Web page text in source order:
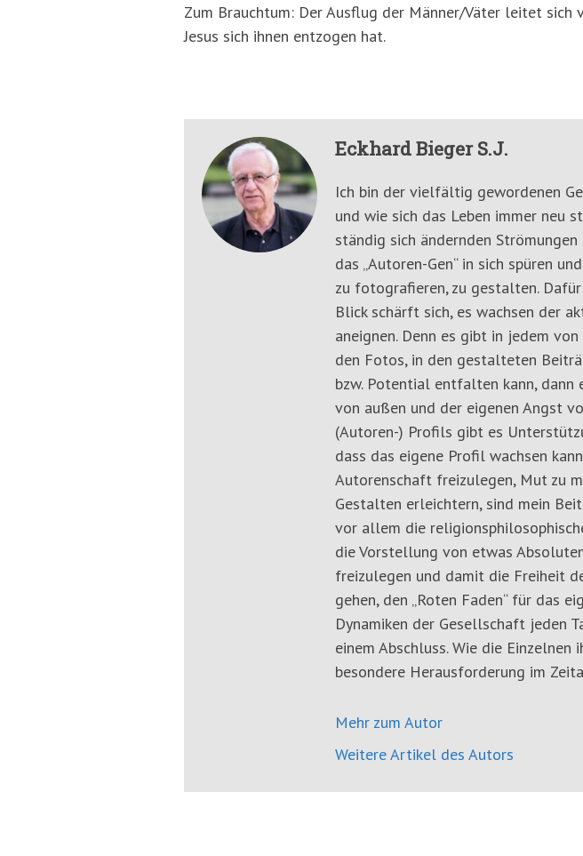
Zum Brauchtum: Der Ausflug der Männer/Väter leitet sich
Jesus sich ihnen entzogen hat.
Eckhard Bieger S.J.
Ich bin der vielfältig gewordenen
und wie sich das Leben immer neu
ständig sich ändernden
das „Autoren-Gen“ in sich spüren
zu fotografieren, zu gestalten.
Blick schärft sich, es wachsen der
aneignen. Denn es gibt in jedem
den Fotos, in den gestalteten
bzw. Potential entfalten kann, dann
von außen und der eigenen Angst
(Autoren-) Profils gibt es
dass das eigene Profil wachsen
Autorenschaft freizulegen, Mut zu
Gestalten erleichtern, sind mein
vor allem die
die Vorstellung von etwas
freizulegen und damit die Freiheit
gehen, den „Roten Faden“ für das
Dynamiken der Gesellschaft jeden
einem Abschluss. Wie die
besondere Herausforderung im
Mehr zum Autor
Weitere Artikel des Autors